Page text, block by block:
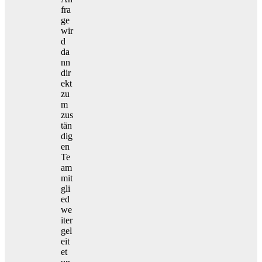
fra
ge
wir
d
da
nn
dir
ekt
zu
m
zus
tän
dig
en
Te
am
mit
gli
ed
we
iter
gel
eit
et